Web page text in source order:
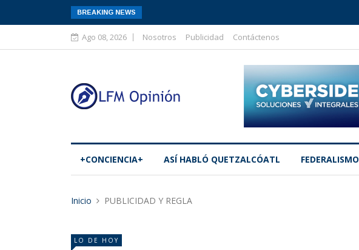
BREAKING NEWS
Ago 08, 2026 Nosotros Publicidad Contáctenos
+CONCIENCIA+ ASÍ­ HABLÓ QUETZALCÓATL
Inicio PUBLICIDAD Y REGLA
LO DE HOY